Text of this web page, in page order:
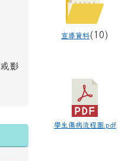
影
宣導資料(10)
學生傷病流程圖.pdf